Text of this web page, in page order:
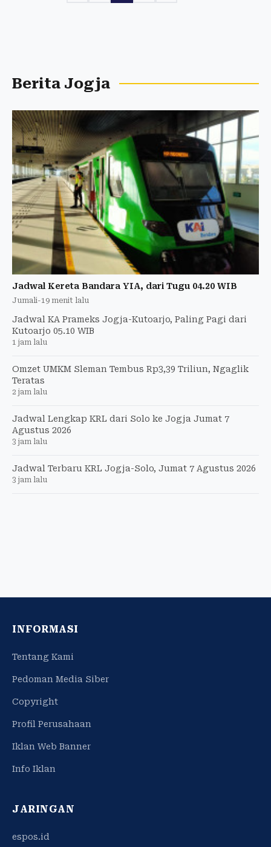
Berita Jogja
Jadwal Kereta Bandara YIA, dari Tugu 04.20 WIB
Jumali-19 menit lalu
Jadwal KA Prameks Jogja-Kutoarjo, Paling Pagi dari
Kutoarjo 05.10 WIB
1 jam lalu
Omzet UMKM Sleman Tembus Rp3,39 Triliun, Ngaglik
Teratas
2 jam lalu
Jadwal Lengkap KRL dari Solo ke Jogja Jumat 7
Agustus 2026
3 jam lalu
Jadwal Terbaru KRL Jogja-Solo, Jumat 7 Agustus 2026
3 jam lalu
INFORMASI
Tentang Kami
Pedoman Media Siber
Copyright
Profil Perusahaan
Iklan Web Banner
Info Iklan
JARINGAN
espos.id